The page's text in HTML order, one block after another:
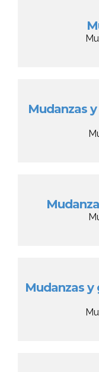
Mudanzas
Mudanzas y